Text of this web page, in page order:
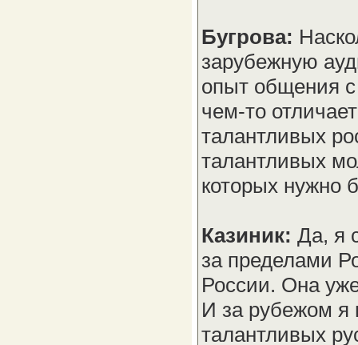
Бугрова:
зарубежную
опыт общения
чем-то
талантливых
талантливых
которых нужно
Казиник: Да, я
за пределами
России. Она
И за рубежом я
талантливых